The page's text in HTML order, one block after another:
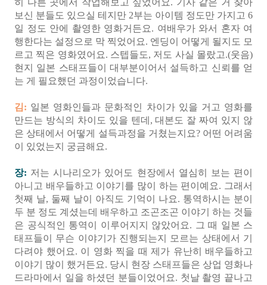
히 다른 곳에서 작업해보고 싶었어요. 기사 같은 거 찾아
보신 분들도 있으실 테지만 2부는 아이템 정도만 가지고 6
일 정도 안에 촬영한 영화거든요. 여배우가 와서 혼자 여
행한다는 설정으로 막 찍었어요. 엔딩이 어떻게 될지도 모
르고 찍은 영화였어요. 스텝들도, 저도 사실 몰랐고.(웃음)
현지 일본 스태프들이 대부분이어서 설득하고 신뢰를 얻
는 게 필요했던 과정이었습니다.
김: 일본 영화인들과 문화적인 차이가 있을 거고 영화를
만드는 방식의 차이도 있을 텐데, 대본도 잘 짜여 있지 않
은 상태에서 어떻게 설득과정을 거쳤는지요? 어떤 어려움
이 있었는지 궁금해요.
장: 저는 시나리오가 있어도 현장에서 열심히 보는 편이
아니고 배우들하고 이야기를 많이 하는 편이예요. 그래서
첫째 날, 둘째 날이 아직도 기억이 나요. 통역하시는 분이
두 분 정도 계셨는데 배우하고 조곤조곤 이야기 하는 것들
은 공식적인 통역이 이루어지지 않았어요. 그 때 일본 스
태프들이 무슨 이야기가 진행되는지 모르는 상태에서 기
다려야 했어요. 이 영화 찍을 때 제가 유난히 배우들하고
이야기 많이 했거든요. 당시 현장 스태프들은 상업 영화나
드라마에서 일을 하셨던 분들이었어요. 첫날 촬영 끝나고